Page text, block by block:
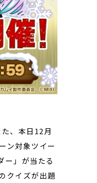
、本日12月
ン対象ツイー
ー」が当たる
クイズが出題